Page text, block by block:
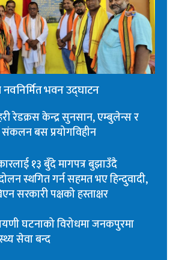
नवनिर्मित भवन उद्घाटन
रेडक्रस केन्द्र सुनसान, एम्बुलेन्स र
संकलन बस प्रयोगविहीन
१३ बुँदे मागपत्र बुझाउँदै
स्थगित गर्न सहमत भए हिन्दुवादी,
सरकारी पक्षको हस्ताक्षर
घटनाको विरोधमा जनकपुरमा
सेवा बन्द